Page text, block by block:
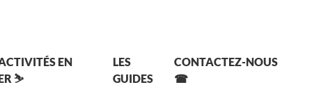
EN
⛷
LES
GUIDES
CONTACTEZ-NOUS
☎